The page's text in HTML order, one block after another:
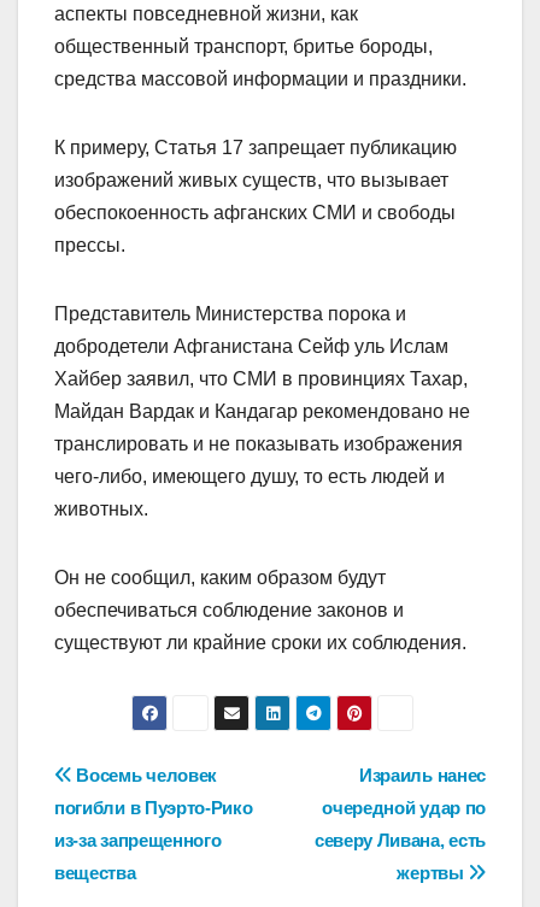
аспекты повседневной жизни, как
общественный транспорт, бритье бороды,
средства массовой информации и праздники.
К примеру, Статья 17 запрещает публикацию
изображений живых существ, что вызывает
обеспокоенность афганских СМИ и свободы
прессы.
Представитель Министерства порока и
добродетели Афганистана Сейф уль Ислам
Хайбер заявил, что СМИ в провинциях Тахар,
Майдан Вардак и Кандагар рекомендовано не
транслировать и не показывать изображения
чего-либо, имеющего душу, то есть людей и
животных.
Он не сообщил, каким образом будут
обеспечиваться соблюдение законов и
существуют ли крайние сроки их соблюдения.
Навигация
по
записям
Израиль нанес
очередной удар по
северу Ливана, есть
жертвы
Восемь человек
погибли в Пуэрто-Рико
из-за запрещенного
вещества